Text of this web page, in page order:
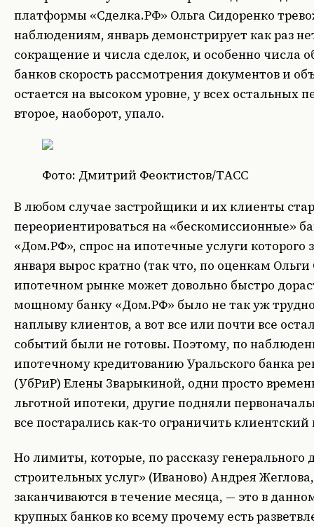
платформы «Сделка.РФ» Ольга Сидоренко
наблюдениям, январь демонстрирует как раз
сокращение и числа сделок, и особенно числа
банков скорость рассмотрения документов и
остается на высоком уровне, у всех остальных
второе, наоборот, упало.
Фото: Дмитрий Феоктистов/ТАСС
В любом случае застройщики и их клиенты
переориентироваться на «бескомиссионные»
«Дом.РФ», спрос на ипотечные услуги которого
января вырос кратно (так что, по оценкам
ипотечном рынке может довольно быстро
мощному банку «Дом.РФ» было не так уж
наплыву клиентов, а вот все или почти все
событий были не готовы. Поэтому, по
ипотечному кредитованию Уральского банка
(УбРиР) Елены Зварыкиной, одни просто
льготной ипотеки, другие подняли
все постарались как-то ограничить клиентский
Но лимиты, которые, по рассказу генерального
строительных услуг» (Иваново) Андрея
заканчиваются в течение месяца, — это в
крупных банков ко всему прочему есть